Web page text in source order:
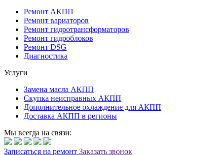
Ремонт АКПП
Ремонт вариаторов
Ремонт гидротрансформаторов
Ремонт гидроблоков
Ремонт DSG
Диагностика
Услуги
Замена масла АКПП
Скупка неисправных АКПП
Дополнительное охлаждение для АКПП
Доставка АКПП в регионы
Мы всегда на связи:
Записаться на ремонт Заказать звонок